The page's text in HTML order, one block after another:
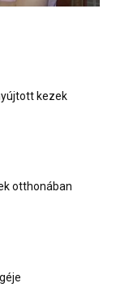
kezek
otthonában